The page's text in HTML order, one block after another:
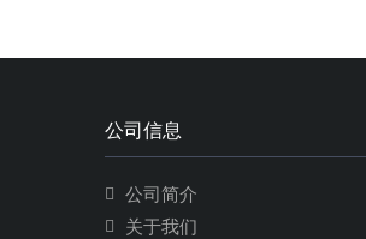
公司信息
公司简介
关于我们